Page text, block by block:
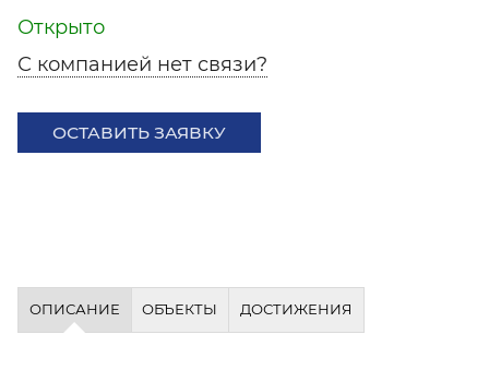
Открыто
С компанией нет связи?
ОСТАВИТЬ ЗАЯВКУ
ОПИСАНИЕ ОБЪЕКТЫ ДОСТИЖЕНИЯ